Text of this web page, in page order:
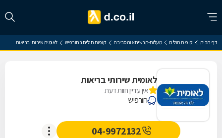
דף הבית קופות חולים מעלות-תרשיחא והסביבה קופות חולים בחורפיש לאומית שירותי בריאות
לאומית שירותי בריאות
אין עדיין חוות דעת
חורפיש
04-9972132